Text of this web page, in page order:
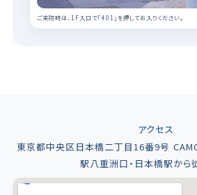
ご来院時は、1F入口で「401」を押してお入りください。
アクセス
東京都中央区日本橋二丁目16番9号
駅八重洲口・日本橋駅から